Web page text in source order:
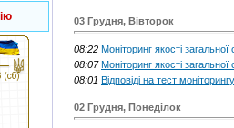
03 Грудня, Вівторок
08:22 Моніторинг якості загальної
08:07 Моніторинг якості
08:01 Відповіді на тест
02 Грудня, Понеділок